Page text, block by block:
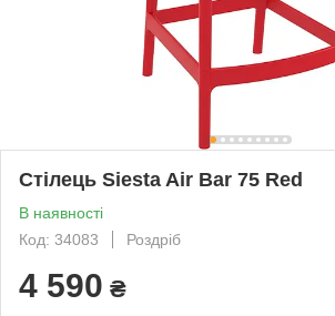
Стілець Siesta Air Bar 75 Red
В наявності
Код: 34083
Роздріб
4 590 ₴